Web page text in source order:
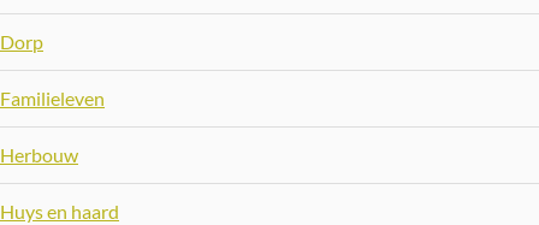
Dorp
Familieleven
Herbouw
Huys en haard